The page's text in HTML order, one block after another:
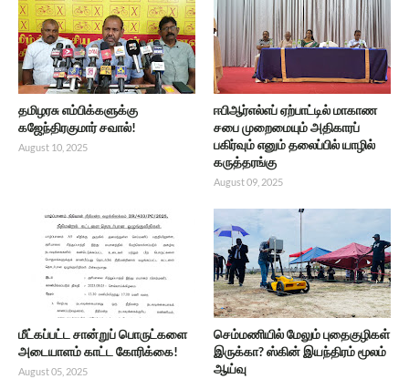
தமிழரசு எம்பிக்களுக்கு
கஜேந்திரகுமார் சவால்!
August 10, 2025
ஈபிஆர்எல்எப் ஏற்பாட்டில் மாகாண
சபை முறைமையும் அதிகாரப்
பகிர்வும் எனும் தலைப்பில் யாழில்
கருத்தரங்கு
August 09, 2025
மீட்கப்பட்ட சான்றுப் பொருட்களை
அடையாளம் காட்ட கோரிக்கை!
August 05, 2025
செம்மணியில் மேலும் புதைகுழிகள்
இருக்கா? ஸ்கின் இயந்திரம் மூலம்
ஆய்வு